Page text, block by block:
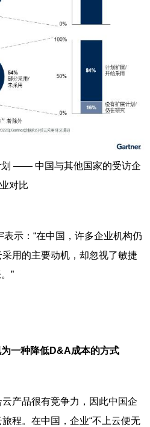
划 —— 中国与其他国家的受访企
业对比
示：“在中国，许多企业机构仍
用的主要动机，却忽视了敏捷
”
一种降低D&A成本的方式
产品很有竞争力，因此中国企
程。在中国，企业“不上云便无